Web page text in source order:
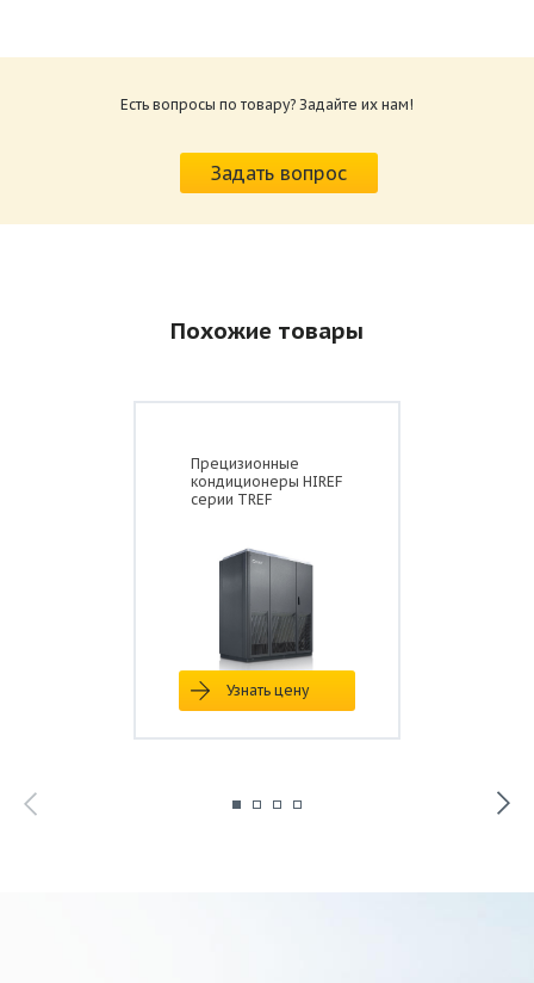
Размер: 2 Мб
Есть вопросы по товару? Задайте их нам!
Задать вопрос
Похожие товары
Прецизионные
кондиционеры HIREF
серии TREF
Узнать цену